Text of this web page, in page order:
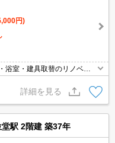
円)
浴室・建具取替のリノベー
ン☆室内もこだわりの内装
暮らしはこの物件で(^^)
詳細を見る
駅 2階建 築37年